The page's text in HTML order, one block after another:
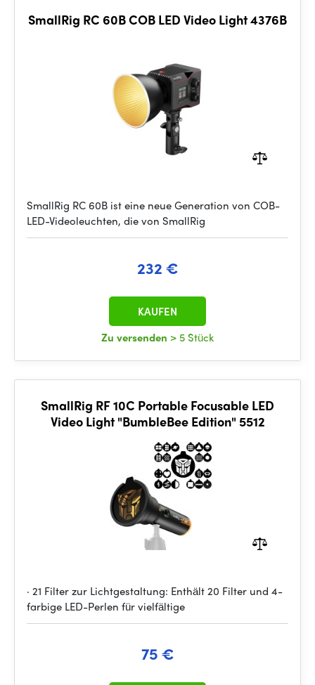
SmallRig RC 60B COB LED Video Light 4376B
SmallRig RC 60B ist eine neue Generation von COB-
LED-Videoleuchten, die von SmallRig
232 €
Zu versenden > 5 Stück
KAUFEN
SmallRig RF 10C Portable Focusable LED
Video Light "BumbleBee Edition" 5512
· 21 Filter zur Lichtgestaltung: Enthält 20 Filter und 4-
farbige LED-Perlen für vielfältige
75 €